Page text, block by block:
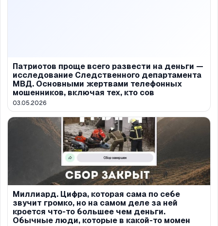
Патриотов проще всего развести на деньги —
исследование Следственного департамента
МВД. Основными жертвами телефонных
мошенников, включая тех, кто сов
03.05.2026
Миллиард. Цифра, которая сама по себе
звучит громко, но на самом деле за ней
кроется что-то большее чем деньги.
Обычные люди, которые в какой-то момен